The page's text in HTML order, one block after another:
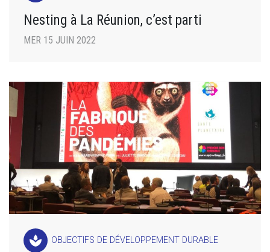
Nesting à La Réunion, c’est parti
MER 15 JUIN 2022
spa OBJECTIFS DE DÉVELOPPEMENT DURABLE